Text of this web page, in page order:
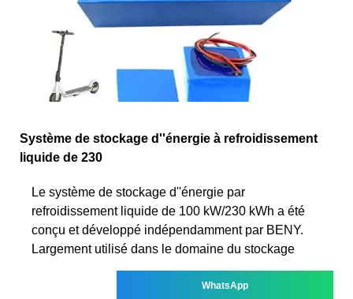
Système de stockage d''énergie à refroidissement
liquide de 230
Le système de stockage d''énergie par
refroidissement liquide de 100 kW/230 kWh a été
conçu et développé indépendamment par BENY.
Largement utilisé dans le domaine du stockage
WhatsApp